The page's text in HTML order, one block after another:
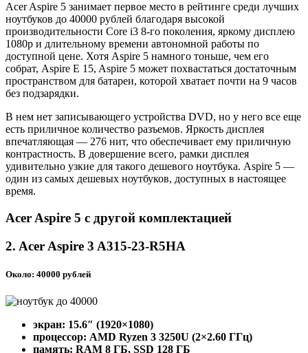
Acer Aspire 5 занимает первое место в рейтинге среди лучших
ноутбуков до 40000 рублей благодаря высокой
производительности Core i3 8-го поколения, яркому дисплею
1080p и длительному времени автономной работы по
доступной цене. Хотя Aspire 5 намного тоньше, чем его
собрат, Aspire E 15, Aspire 5 может похвастаться достаточным
пространством для батареи, которой хватает почти на 9 часов
без подзарядки.
В нем нет записывающего устройства DVD, но у него все еще
есть приличное количество разъемов. Яркость дисплея
впечатляющая — 276 нит, что обеспечивает ему приличную
контрастность. В довершение всего, рамки дисплея
удивительно узкие для такого дешевого ноутбука. Aspire 5 —
один из самых дешевых ноутбуков, доступных в настоящее
время.
Acer Aspire 5 с другой комплектацией
2. Acer Aspire 3 A315-23-R5HA
Около: 40000 рублей
экран: 15.6″ (1920×1080)
процессор: AMD Ryzen 3 3250U (2×2.60 ГГц)
память: RAM 8 ГБ, SSD 128 ГБ